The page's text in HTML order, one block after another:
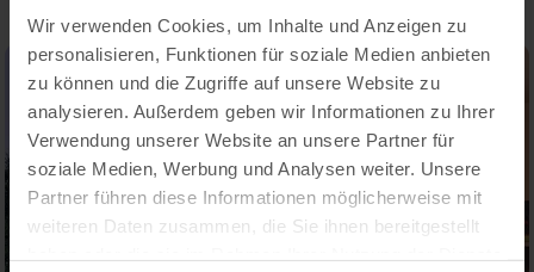
Wir verwenden Cookies, um Inhalte und Anzeigen zu
personalisieren, Funktionen für soziale Medien anbieten
zu können und die Zugriffe auf unsere Website zu
analysieren. Außerdem geben wir Informationen zu Ihrer
Verwendung unserer Website an unsere Partner für
soziale Medien, Werbung und Analysen weiter. Unsere
Partner führen diese Informationen möglicherweise mit
weiteren Daten zusammen, die Sie ihnen bereitgestellt